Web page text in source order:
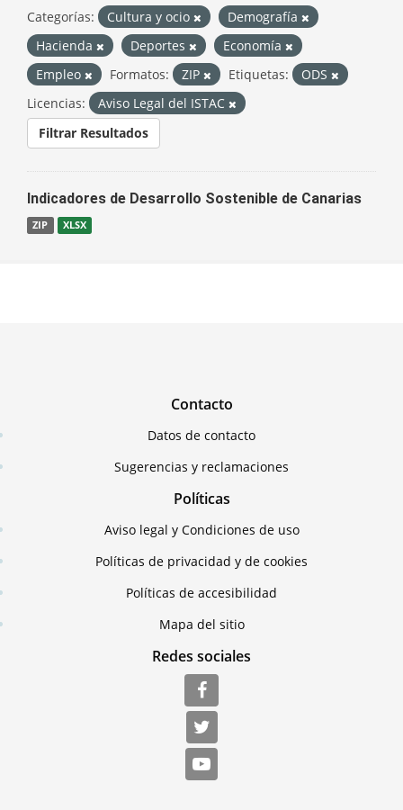
Categorías: Cultura y ocio
Demografía
Hacienda
Deportes
Economía
Empleo
Formatos: ZIP Etiquetas:
ODS
Licencias:
Aviso Legal del ISTAC
Filtrar Resultados
Indicadores de Desarrollo Sostenible de Canarias
ZIP XLSX
Contacto
Datos de contacto
Sugerencias y reclamaciones
Políticas
Aviso legal y Condiciones de uso
Políticas de privacidad y de cookies
Políticas de accesibilidad
Mapa del sitio
Redes sociales